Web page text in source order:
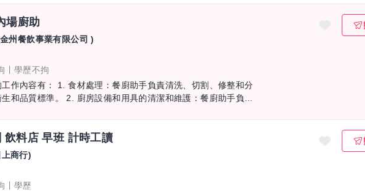
場廚助
州餐飲事業有限公司 )
學歷不拘
作內容有： 1. 食材處理：餐廚助手負責清洗、切割、修整和分
用具的清潔和維護：餐廚助手負責
飲料店 早班 計時工讀
商行)
學歷